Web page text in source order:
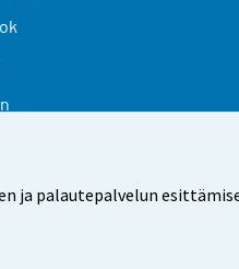
ja palautepalvelun